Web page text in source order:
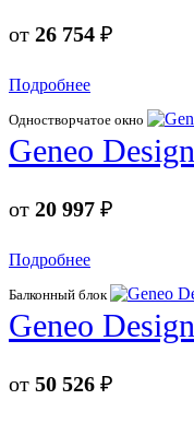
от 26 754 ₽
Подробнее
Одностворчатое окно
Geneo Design
от 20 997 ₽
Подробнее
Балконный блок
Geneo Design
от 50 526 ₽